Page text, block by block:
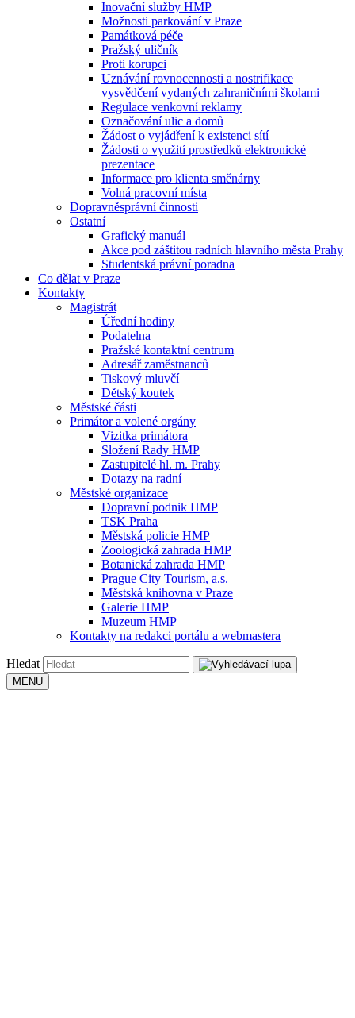
Inovační služby HMP
Možnosti parkování v Praze
Památková péče
Pražský uličník
Proti korupci
Uznávání rovnocennosti a nostrifikace
vysvědčení vydaných zahraničními školami
Regulace venkovní reklamy
Označování ulic a domů
Žádost o vyjádření k existenci sítí
Žádosti o využití prostředků elektronické
prezentace
Informace pro klienta směnárny
Volná pracovní místa
Dopravněsprávní činnosti
Ostatní
Grafický manuál
Akce pod záštitou radních hlavního města Prahy
Studentská právní poradna
Co dělat v Praze
Kontakty
Magistrát
Úřední hodiny
Podatelna
Pražské kontaktní centrum
Adresář zaměstnanců
Tiskový mluvčí
Dětský koutek
Městské části
Primátor a volené orgány
Vizitka primátora
Složení Rady HMP
Zastupitelé hl. m. Prahy
Dotazy na radní
Městské organizace
Dopravní podnik HMP
TSK Praha
Městská policie HMP
Zoologická zahrada HMP
Botanická zahrada HMP
Prague City Tourism, a.s.
Městská knihovna v Praze
Galerie HMP
Muzeum HMP
Kontakty na redakci portálu a webmastera
Hledat
MENU